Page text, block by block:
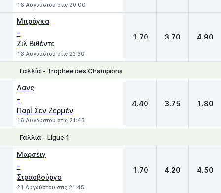
16 Αυγούστου στις 20:00
Μπράγκα
-
Ζιλ Βιθέντε
16 Αυγούστου στις 22:30
1.70 3.70 4.90
Γαλλία - Trophee des Champions
Λανς
-
Παρί Σεν Ζερμέν
16 Αυγούστου στις 21:45
4.40 3.75 1.80
Γαλλία - Ligue 1
Μαρσέιγ
-
Στρασβούργο
21 Αυγούστου στις 21:45
1.70 4.20 4.50